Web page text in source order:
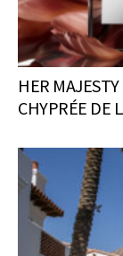
HER
CHYPRÉE DE